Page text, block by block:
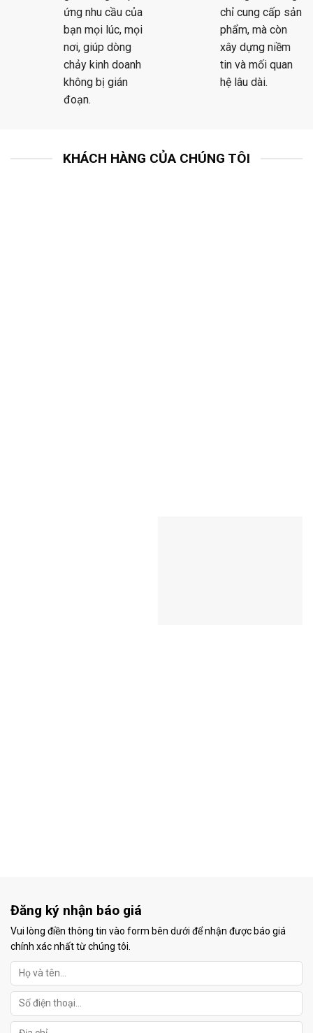
ứng nhu cầu của
bạn mọi lúc, mọi
nơi, giúp dòng
chảy kinh doanh
không bị gián
đoạn.
chỉ cung cấp sản
phẩm, mà còn
xây dựng niềm
tin và mối quan
hệ lâu dài.
KHÁCH HÀNG CỦA CHÚNG TÔI
Đăng ký nhận báo giá
Vui lòng điền thông tin vào form bên dưới để nhận được báo giá
chính xác nhất từ chúng tôi.